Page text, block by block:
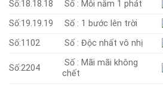
Số:18.18.18
Số : Mỗi năm 1 phát
Số:19.19.19
Số : 1 bước lên trời
Số:1102
Số : Độc nhất vô nhị
Số:2204
Số : Mãi mãi không
chết